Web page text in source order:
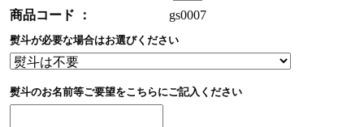
商品コード ：
gs0007
熨斗が必要な場合はお選びください
熨斗のお名前等ご要望をこちらにご記入ください